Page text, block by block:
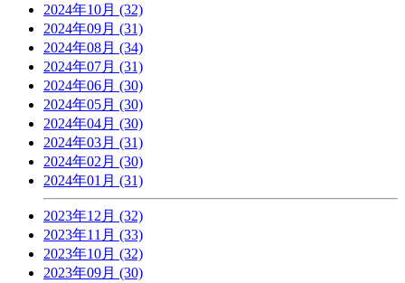
2024年10月 (32)
2024年09月 (31)
2024年08月 (34)
2024年07月 (31)
2024年06月 (30)
2024年05月 (30)
2024年04月 (30)
2024年03月 (31)
2024年02月 (30)
2024年01月 (31)
2023年12月 (32)
2023年11月 (33)
2023年10月 (32)
2023年09月 (30)